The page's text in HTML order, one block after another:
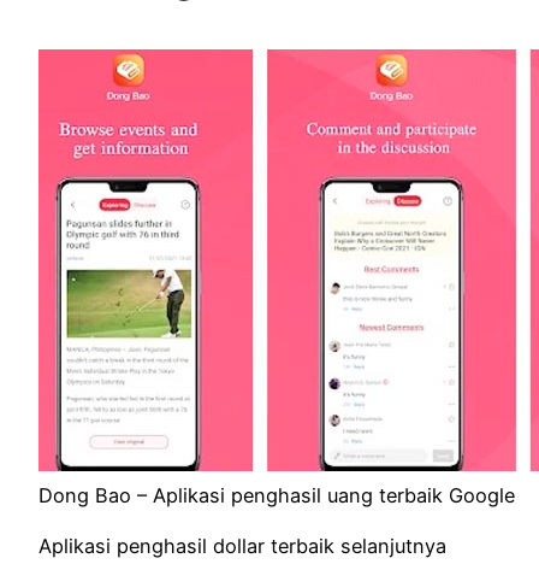
Dong Bao – Aplikasi penghasil uang terbaik Google
Aplikasi penghasil dollar terbaik selanjutnya